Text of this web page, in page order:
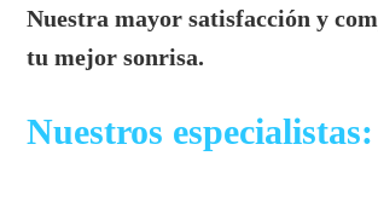
Nuestra mayor satisfacción y
tu mejor sonrisa.
Nuestros especialistas: